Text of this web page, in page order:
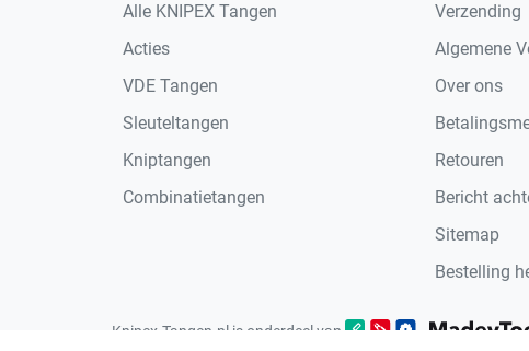
Alle KNIPEX Tangen
Acties
VDE Tangen
Sleuteltangen
Kniptangen
Combinatietangen
Verzending
Algemene
Over ons
Retouren
Bericht
Sitemap
Bestelling
Knipex-Tangen.nl is onderdeel van